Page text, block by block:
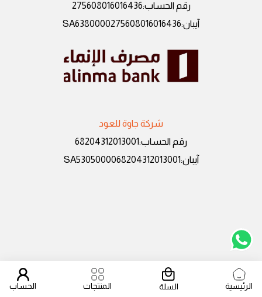
رقم الحساب:
275608016016436
آيبان:
SA6380000275608016016436
شركة جاوة للعود
رقم الحساب:
68204312013001
آيبان:
SA5305000068204312013001
الرئيسية السلة المنتجات الحساب